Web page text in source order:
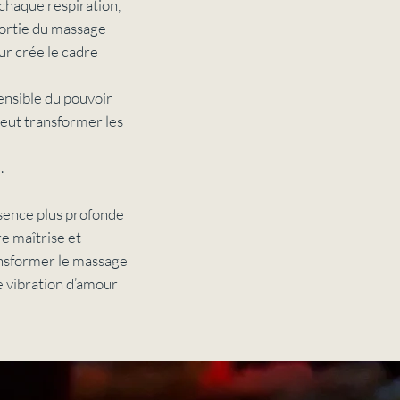
respiration,
du massage
crée le cadre
du pouvoir
transformer les
plus profonde
maîtrise et
le massage
vibration d’amour